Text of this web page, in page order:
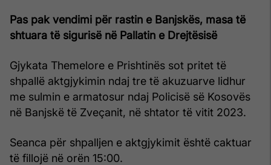
Pas pak vendimi për rastin e Banjskës, masa të
shtuara të sigurisë në Pallatin e Drejtësisë
Gjykata Themelore e Prishtinës sot pritet të
shpallë aktgjykimin ndaj tre të akuzuarve lidhur
me sulmin e armatosur ndaj Policisë së Kosovës
në Banjskë të Zveçanit, në shtator të vitit 2023.
Seanca për shpalljen e aktgjykimit është caktuar
të fillojë në orën 15:00.